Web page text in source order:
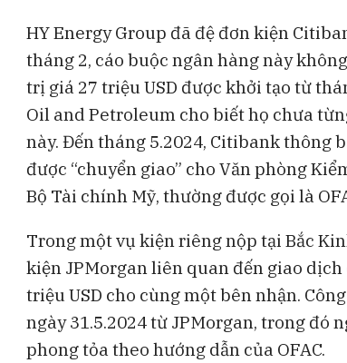
HY Energy Group đã đệ đơn kiện
tháng 2, cáo buộc ngân hàng này
trị giá 27 triệu USD được khởi tạo từ
Oil and Petroleum cho biết họ chưa
này. Đến tháng 5.2024, Citibank thông
được “chuyển giao” cho Văn phòng
Bộ Tài chính Mỹ, thường được gọi là
Trong một vụ kiện riêng nộp tại Bắc
kiện JPMorgan liên quan đến giao
triệu USD cho cùng một bên nhận.
ngày 31.5.2024 từ JPMorgan, trong đó
phong tỏa theo hướng dẫn của OFAC.